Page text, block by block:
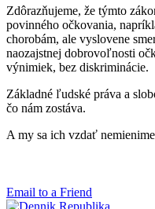
Zdôrazňujeme, že týmto
povinného očkovania,
chorobám, ale vyslovene
naozajstnej dobrovoľnosti
výnimiek, bez diskriminácie.
Základné ľudské práva a
čo nám zostáva.
A my sa ich vzdať
Email to a Friend